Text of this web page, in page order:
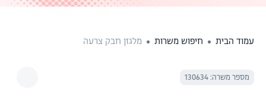
עמוד הבית חיפוש משרות מלגזן חבק צרעה
מספר משרה: 130634